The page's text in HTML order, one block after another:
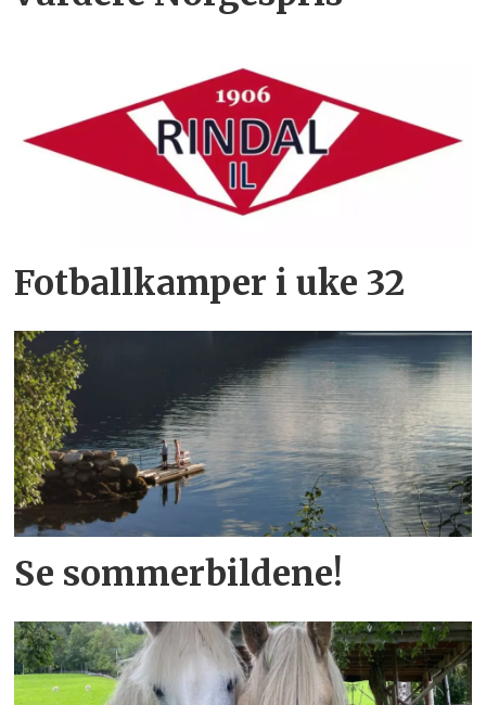
Fotballkamper i uke 32
Se sommerbildene!